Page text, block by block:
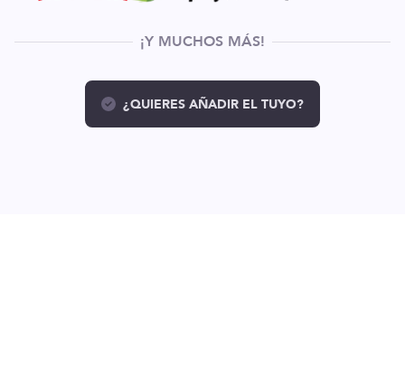
¡Y MUCHOS MÁS!
¿QUIERES AÑADIR EL TUYO?